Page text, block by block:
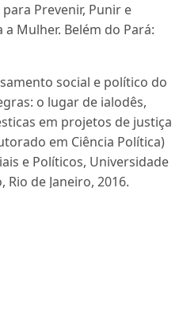
Prevenir, Punir e
Mulher. Belém do Pará:
social e político do
o lugar de ialodês,
em projetos de justiça
em Ciência Política)
e Políticos, Universidade
Rio de Janeiro, 2016.